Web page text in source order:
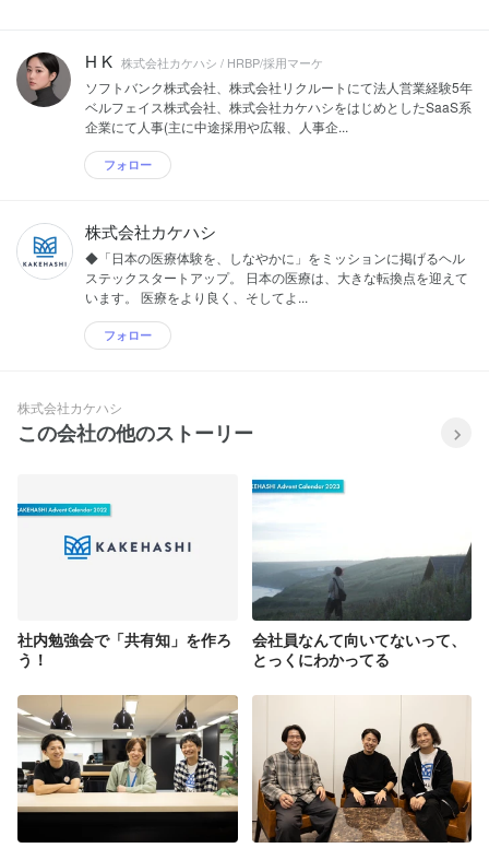
H K 株式会社カケハシ / HRBP/採用マーケ
ソフトバンク株式会社、株式会社リクルートにて法人営業経験5年
ベルフェイス株式会社、株式会社カケハシをはじめとしたSaaS系
企業にて人事(主に中途採用や広報、人事企...
フォロー
株式会社カケハシ
◆「日本の医療体験を、しなやかに」をミッションに掲げるヘル
ステックスタートアップ。 ⽇本の医療は、⼤きな転換点を迎えて
います。 医療をより良く、そしてよ...
フォロー
株式会社カケハシ
この会社の他のストーリー
社内勉強会で「共有知」を作ろ
う！
会社員なんて向いてないって、
とっくにわかってる